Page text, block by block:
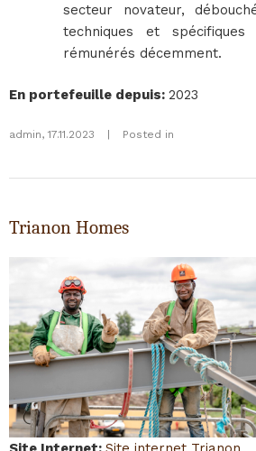
secteur novateur,
techniques et spécifiques
rémunérés décemment.
En portefeuille depuis: 2023
admin, 17.11.2023 Posted in
Trianon Homes